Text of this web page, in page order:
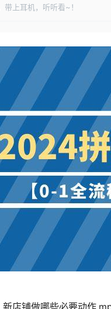
带上耳机，听听看~！